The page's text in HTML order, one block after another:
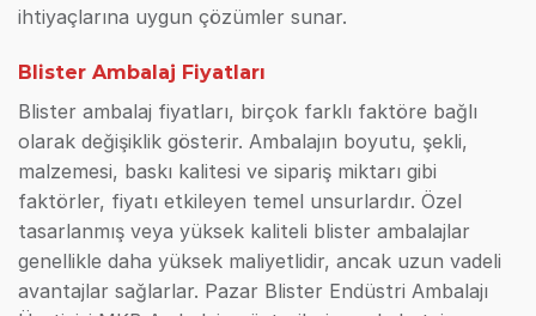
ihtiyaçlarına uygun çözümler sunar.
Blister Ambalaj Fiyatları
Blister ambalaj fiyatları, birçok farklı faktöre bağlı
olarak değişiklik gösterir. Ambalajın boyutu, şekli,
malzemesi, baskı kalitesi ve sipariş miktarı gibi
faktörler, fiyatı etkileyen temel unsurlardır. Özel
tasarlanmış veya yüksek kaliteli blister ambalajlar
genellikle daha yüksek maliyetlidir, ancak uzun vadeli
avantajlar sağlarlar. Pazar Blister Endüstri Ambalajı